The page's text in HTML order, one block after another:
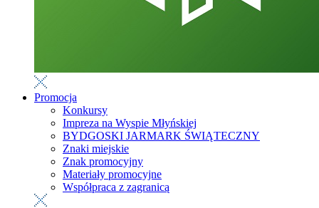
Promocja
Konkursy
Impreza na Wyspie Młyńskiej
BYDGOSKI JARMARK ŚWIĄTECZNY
Znaki miejskie
Znak promocyjny
Materiały promocyjne
Współpraca z zagranicą